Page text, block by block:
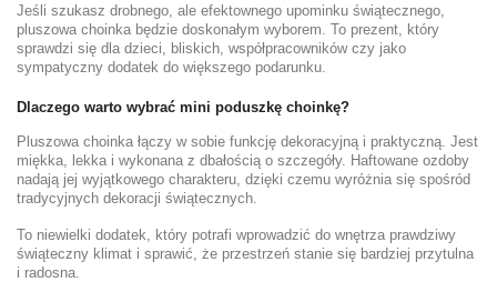
Jeśli szukasz drobnego, ale efektownego upominku świątecznego,
pluszowa choinka będzie doskonałym wyborem. To prezent, który
sprawdzi się dla dzieci, bliskich, współpracowników czy jako
sympatyczny dodatek do większego podarunku.
Dlaczego warto wybrać mini poduszkę choinkę?
Pluszowa choinka łączy w sobie funkcję dekoracyjną i praktyczną. Jest
miękka, lekka i wykonana z dbałością o szczegóły. Haftowane ozdoby
nadają jej wyjątkowego charakteru, dzięki czemu wyróżnia się spośród
tradycyjnych dekoracji świątecznych.
To niewielki dodatek, który potrafi wprowadzić do wnętrza prawdziwy
świąteczny klimat i sprawić, że przestrzeń stanie się bardziej przytulna
i radosna.